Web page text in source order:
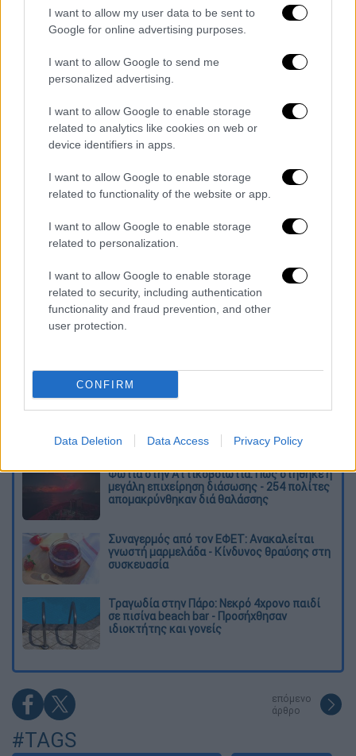
I want to allow my user data to be sent to
Google for online advertising purposes.
I want to allow Google to send me
personalized advertising.
I want to allow Google to enable storage
related to analytics like cookies on web or
device identifiers in apps.
I want to allow Google to enable storage
related to functionality of the website or app.
I want to allow Google to enable storage
related to personalization.
I want to allow Google to enable storage
related to security, including authentication
functionality and fraud prevention, and other
user protection.
CONFIRM
Data Deletion Data Access Privacy Policy
Επίδομα θέρμανσης: Στο ΦΕΚ η απόφαση
- Οι όροι και οι προϋποθέσεις για τη
Η ακρίβεια και η υπόθεση Πάτση
Δημοσκοπικά μηνύματα στο δρόμο προς
τις κάλπες
Πολιτικός στην Ιαπωνία; Χειραψία με
τον θάνατο: Αμέτρητες οι δολοφονίες -
Έξι πρωθυπουργοί ανάμεσα στα θύματα
Επιστρεπτέα προκαταβολή: Πικρά
ραβασάκια σε 20.000 επιχειρήσεις για
«Could it be more annoying?» – Ο
Matthew Perry αποκαλύπτει τι τον
εκνεύριζε στον Chandler Bing και μας
Διαβάστε ακόμη
Θρήνος για τον Λιονέλ Μέσι: Πέθανε στα 68
Φωτιά στην Αττικοβοιωτία: Πώς στήθηκε η
μεγάλη επιχείρηση διάσωσης - 254 πολίτες
απομακρύνθηκαν διά θαλάσσης
Συναγερμός από τον ΕΦΕΤ: Ανακαλείται
γνωστή μαρμελάδα - Κίνδυνος θραύσης στη
συσκευασία
Τραγωδία στην Πάρο: Νεκρό 4χρονο παιδί
σε πισίνα beach bar - Προσήχθησαν
ιδιοκτήτης και γονείς
επόμενο
άρθρο
#TAGS